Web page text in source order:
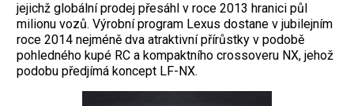
jejichž globální prodej přesáhl v roce 2013 hranici půl
milionu vozů. Výrobní program Lexus dostane v jubilejním
roce 2014 nejméně dva atraktivní přírůstky v podobě
pohledného kupé RC a kompaktního crossoveru NX, jehož
podobu předjímá koncept LF-NX.